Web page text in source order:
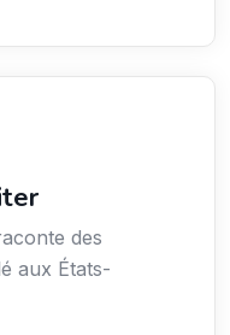
des
aux États-